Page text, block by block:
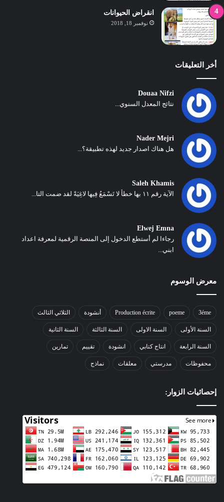
انقراض الحيوانات
نوفمبر 18, 2018
أخر التعليقات
Douaa Nifzi
نتائج المعدل السنوي...
Nader Mejri
هل هناك اصدار جديد لهذه تطبيقة؟...
Saleh Khamis
الآية رقم ١١ بها خطأ لا تَسْمَعُ فِيها لاغِيَةً لقد ضمت التا...
Elwej Emna
رجاءا لم أستطع الدخول إلى المنصة الرقمية لمعرفة اعداد
ابني...
معرض الوسوم
3éme
poeme
Production écrite أنشودة الثلاثي الثالث
السنة الأولى السنة الاولى السنة الثالثة السنة الثانية
السنة الرابعة انتاج كتابي انشودة تقييم تمارين
محفوظات مدرستي معلقات نماذج
إحصائيات الزوار: